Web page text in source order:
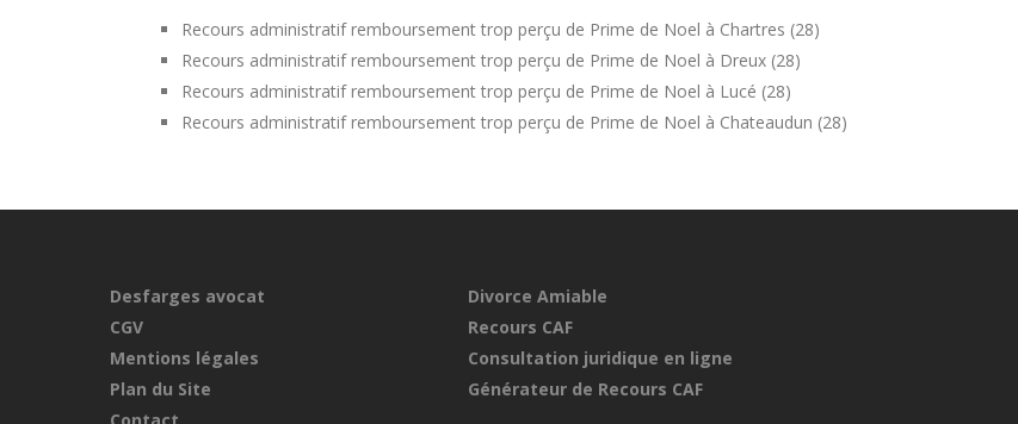
Recours administratif remboursement trop perçu de Prime de Noel à Chartres (28)
Recours administratif remboursement trop perçu de Prime de Noel à Dreux (28)
Recours administratif remboursement trop perçu de Prime de Noel à Lucé (28)
Recours administratif remboursement trop perçu de Prime de Noel à Chateaudun (28)
Desfarges avocat
CGV
Mentions légales
Plan du Site
Divorce Amiable
Recours CAF
Consultation juridique en ligne
Générateur de Recours CAF